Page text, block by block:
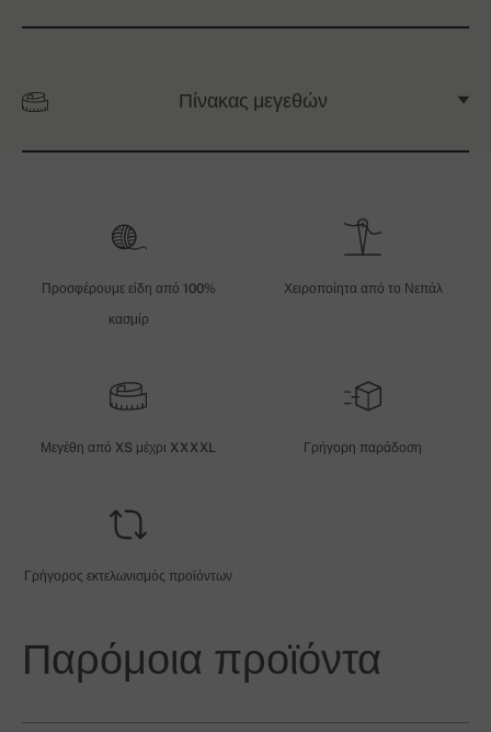
Πίνακας μεγεθών
Προσφέρουμε είδη από 100%
κασμίρ
Χειροποίητα από το Νεπάλ
Μεγέθη από XS μέχρι XXXXL Γρήγορη παράδοση
Γρήγορος εκτελωνισμός προϊόντων
Παρόμοια προϊόντα